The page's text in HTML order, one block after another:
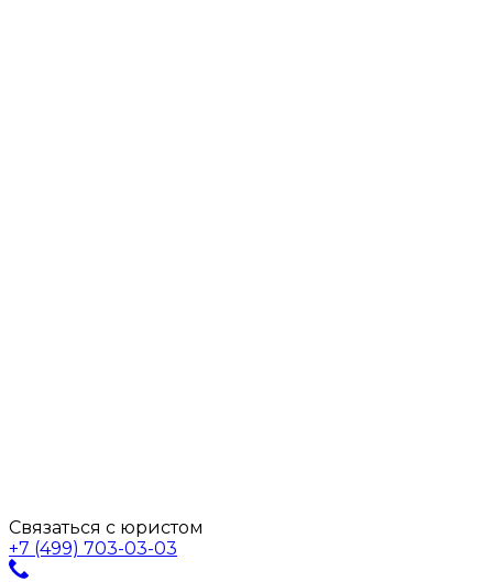
Связаться с юристом
+7 (499) 703-03-03